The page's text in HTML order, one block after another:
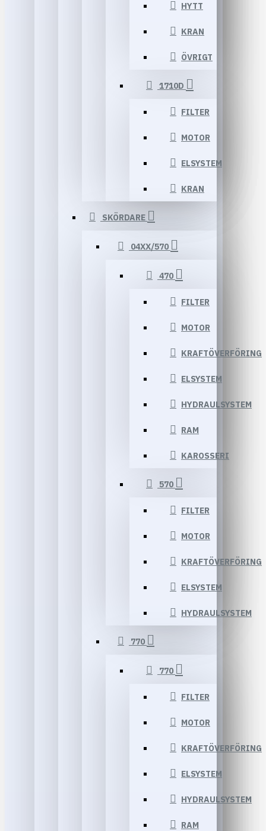
HYTT
KRAN
ÖVRIGT
1710D
FILTER
MOTOR
ELSYSTEM
KRAN
SKÖRDARE
04XX/570
470
FILTER
MOTOR
KRAFTÖVERFÖRING
ELSYSTEM
HYDRAULSYSTEM
RAM
KAROSSERI
570
FILTER
MOTOR
KRAFTÖVERFÖRING
ELSYSTEM
HYDRAULSYSTEM
770
770
FILTER
MOTOR
KRAFTÖVERFÖRING
ELSYSTEM
HYDRAULSYSTEM
RAM